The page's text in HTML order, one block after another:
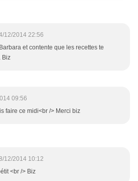
12/2014 22:56
et contente que les recettes te
Biz
09:56
faire ce midi<br /> Merci biz
12/2014 10:12
<br /> Biz